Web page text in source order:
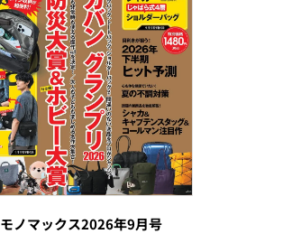
モノマックス2026年9月号